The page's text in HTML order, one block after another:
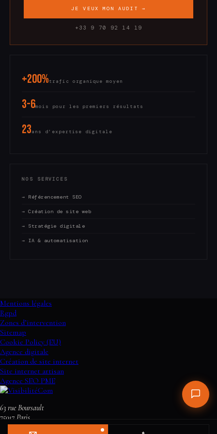
JE VEUX MON AUDIT →
+33 9 70 92 14 19
+200%trafic organique moyen
3-6mois pour les premiers résultats
23ans d'expertise digitale
NOS SERVICES
→ Référencement SEO
→ Création de site web
→ Stratégie digitale
→ IA & automatisation
Mentions légales
Rgpd
Zones d’intervention
Sitemap
Cookie Policy (EU)
Agence digitale
Création de site internet
Site internet artisan
Agence SEO PME
63 rue Boursault
75017 Paris
+33 9 70 92 14 19 visibilitecom@gmail.com